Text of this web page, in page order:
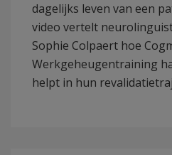
dagelijks leven van een
video vertelt
Sophie Colpaert hoe
Werkgeheugentraining
helpt in hun